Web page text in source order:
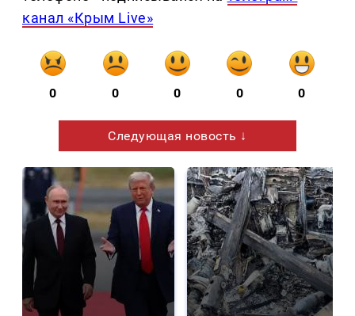
канал «Крым Live»
0 0 0 0 0
Следующая новость ↓